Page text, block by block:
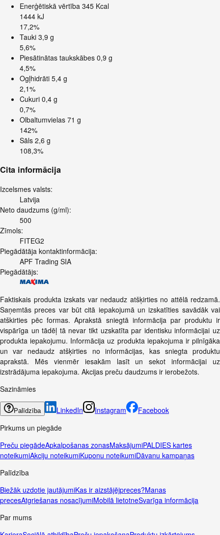
Enerģētiskā vērtība 345 Kcal
1444 kJ
17,2%
Tauki 3,9 g
5,6%
Piesātinātas taukskābes 0,9 g
4,5%
Ogļhidrāti 5,4 g
2,1%
Cukuri 0,4 g
0,7%
Olbaltumvielas 71 g
142%
Sāls 2,6 g
108,3%
Cita informācija
Izcelsmes valsts:
Latvija
Neto daudzums (g/ml):
500
Zīmols:
FITEG2
Piegādātāja kontaktinformācija:
APF Trading SIA
Piegādātājs:
Faktiskais produkta izskats var nedaudz atšķirties no attēlā redzamā.
Saņemtās preces var būt citā iepakojumā un izskatīties savādāk vai
atškirties pēc formas. Aprakstā sniegtā informācija par produktu ir
vispārīga un tādēļ tā nevar tikt uzskatīta par identisku informācijai uz
produkta iepakojumu. Informācija uz produkta iepakojuma ir pilnīgāka
un var nedaudz atšķirties no informācijas, kas sniegta produktu
aprakstā. Mēs vienmēr iesakām lasīt un sekot informācijai uz
izstrādājuma iepakojuma. Akcijas preču daudzums ir ierobežots.
Sazināmies
Palīdzība LinkedIn Instagram
Facebook
Pirkums un piegāde
Preču piegādeApkalpošanas zonasMaksājumiPALDIES kartes
noteikumiAkciju noteikumiKuponu noteikumiDāvanu kampaņas
Palīdzība
Biežāk uzdotie jautājumiKas ir aizstājējpreces?Manas
precesAtgriešanas nosacījumiMobilā lietotneSvarīga informācija
Par mums